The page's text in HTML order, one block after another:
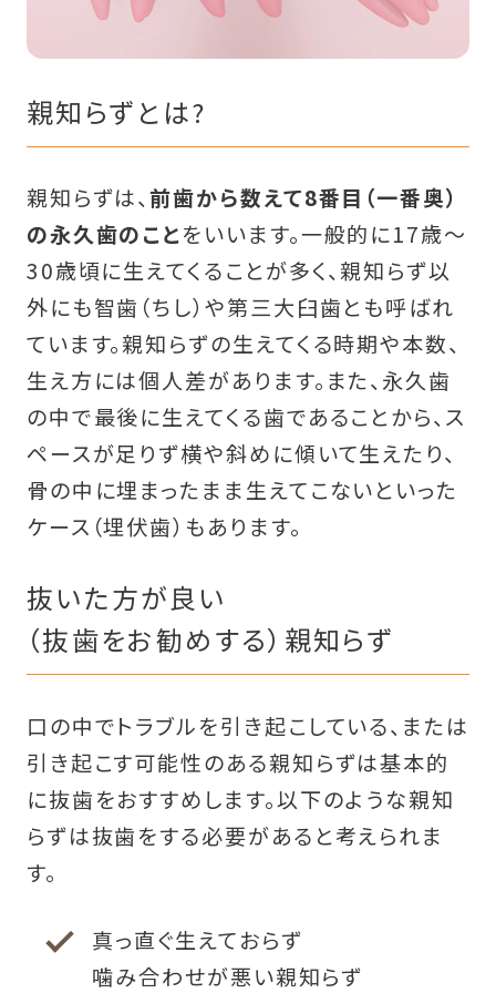
親知らずとは?
親知らずは、前歯から数えて8番目（一番奥）
の永久歯のことをいいます。一般的に17歳～
30歳頃に生えてくることが多く、親知らず以
外にも智歯（ちし）や第三大臼歯とも呼ばれ
ています。親知らずの生えてくる時期や本数、
生え方には個人差があります。また、永久歯
の中で最後に生えてくる歯であることから、ス
ペースが足りず横や斜めに傾いて生えたり、
骨の中に埋まったまま生えてこないといった
ケース（埋伏歯）もあります。
抜いた方が良い
（抜歯をお勧めする）親知らず
口の中でトラブルを引き起こしている、または
引き起こす可能性のある親知らずは基本的
に抜歯をおすすめします。以下のような親知
らずは抜歯をする必要があると考えられま
す。
真っ直ぐ生えておらず
噛み合わせが悪い親知らず